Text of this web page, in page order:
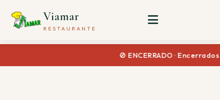
Viamar
RESTAURANTE
🚫 ENCERRADO · Encerrados